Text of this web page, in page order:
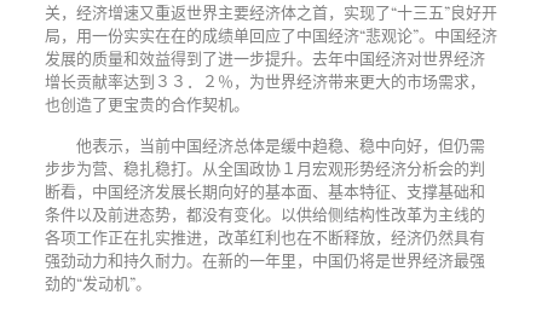
关，经济增速又重返世界主要经济体之首，实现了“十三五”良好开
局，用一份实实在在的成绩单回应了中国经济“悲观论”。中国经济
发展的质量和效益得到了进一步提升。去年中国经济对世界经济
增长贡献率达到３３．２％，为世界经济带来更大的市场需求，
也创造了更宝贵的合作契机。
他表示，当前中国经济总体是缓中趋稳、稳中向好，但仍需
步步为营、稳扎稳打。从全国政协１月宏观形势经济分析会的判
断看，中国经济发展长期向好的基本面、基本特征、支撑基础和
条件以及前进态势，都没有变化。以供给侧结构性改革为主线的
各项工作正在扎实推进，改革红利也在不断释放，经济仍然具有
强劲动力和持久耐力。在新的一年里，中国仍将是世界经济最强
劲的“发动机”。